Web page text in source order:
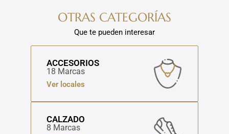
OTRAS CATEGORÍAS
Que te pueden interesar
ACCESORIOS
18 Marcas
Ver locales
CALZADO
8 Marcas